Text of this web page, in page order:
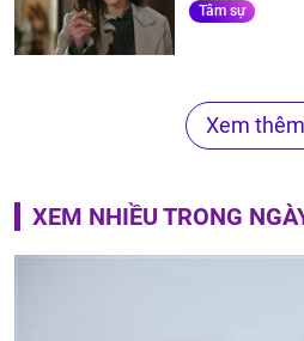
Tâm sự
Xem thêm
XEM NHIỀU TRONG